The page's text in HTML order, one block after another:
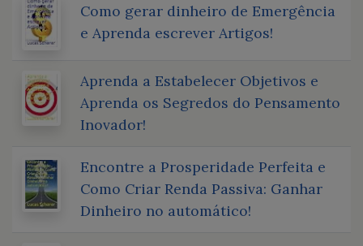
Como gerar dinheiro de Emergência
e Aprenda escrever Artigos!
Aprenda a Estabelecer Objetivos e
Aprenda os Segredos do Pensamento
Inovador!
Encontre a Prosperidade Perfeita e
Como Criar Renda Passiva: Ganhar
Dinheiro no automático!